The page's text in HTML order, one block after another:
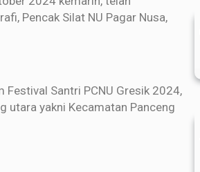
Pencak Silat NU Pagar Nusa,
Santri PCNU Gresik 2024,
utara yakni Kecamatan Panceng